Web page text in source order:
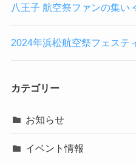
八王子 航空祭ファンの集い
2024年浜松航空祭フェステ
カテゴリー
お知らせ
イベント情報